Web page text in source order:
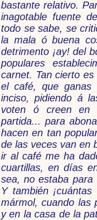
bastante relativo.
inagotable fuente
todo se sabe, se
la mala ó buena
detrimento ¡ay! del
populares
carnet. Tan cierto
el café, que ganas
inciso, pidiendo á
voten ó creen en
partida... para
hacen en tan
de las veces van en
ir al café me ha
cuartillas, en días
sea, no estaba para
Y también
mármol, cuando las
y en la casa de la